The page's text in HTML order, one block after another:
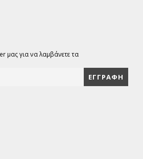
μας για να λαμβάνετε τα